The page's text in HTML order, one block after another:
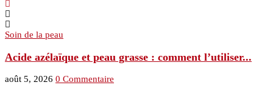
Soin de la peau
Acide azélaïque et peau grasse : comment l’utiliser...
août 5, 2026 0 Commentaire